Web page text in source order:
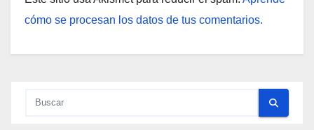
cómo se procesan los datos de tus comentarios.